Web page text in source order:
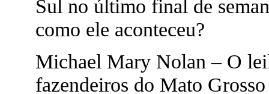
Sul no último final de
como ele aconteceu?
Michael Mary Nolan – O
fazendeiros do Mato